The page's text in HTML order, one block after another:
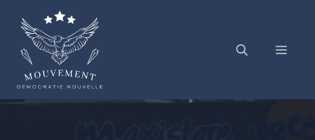
contenu
Menu